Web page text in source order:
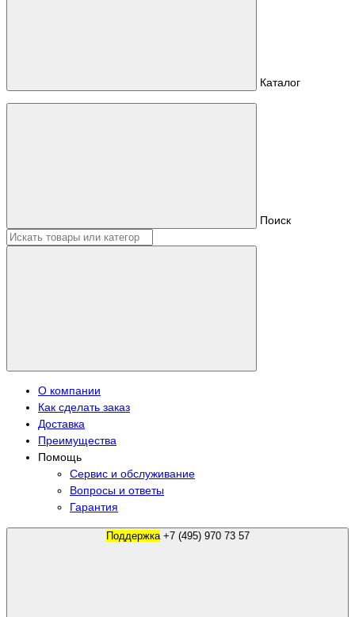
Каталог
Поиск
О компании
Как сделать заказ
Доставка
Преимущества
Помощь
Сервис и обслуживание
Вопросы и ответы
Гарантия
Поддержка +7 (495) 970 73 57